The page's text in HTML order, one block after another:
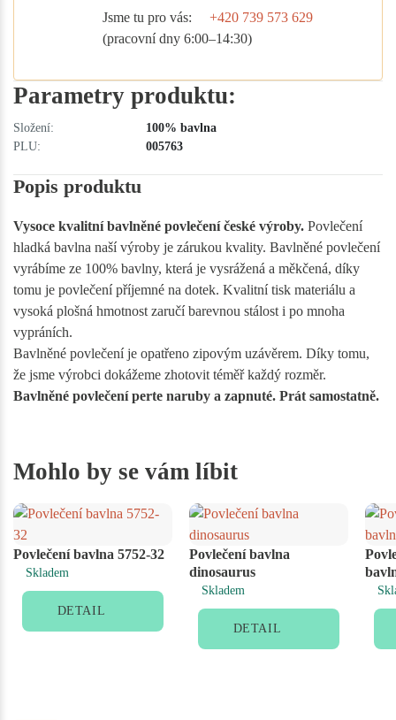
Jsme tu pro vás:
+420 739 573 629
(pracovní dny 6:00–14:30)
Parametry produktu:
Složení:
100% bavlna
PLU:
005763
Popis produktu
Vysoce kvalitní bavlněné povlečení české výroby. Povlečení
hladká bavlna naší výroby je zárukou kvality. Bavlněné povlečení
vyrábíme ze 100% bavlny, která je vysrážená a měkčená, díky
tomu je povlečení příjemné na dotek. Kvalitní tisk materiálu a
vysoká plošná hmotnost zaručí barevnou stálost i po mnoha
vypráních.
Bavlněné povlečení je opatřeno zipovým uzávěrem. Díky tomu,
že jsme výrobci dokážeme zhotovit téměř každý rozměr.
Bavlněné povlečení perte naruby a zapnuté. Prát samostatně.
Mohlo by se vám líbit
Povlečení bavlna 5752-32
Skladem
DETAIL
Povlečení bavlna
dinosaurus
Skladem
DETAIL